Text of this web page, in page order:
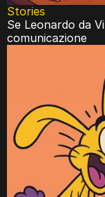
Stories
Se Leonardo da
comunicazione